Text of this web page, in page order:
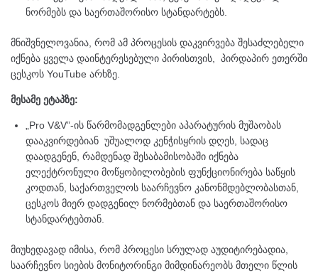
ნორმებს და საერთაშორისო სტანდარტებს.
მნიშვნელოვანია, რომ ამ პროცესის დაკვირვება შესაძლებელი
იქნება ყველა დაინტერესებული პირისთვის, პირდაპირ ეთერში
ცესკოს YouTube არხზე.
მესამე ეტაპზე:
„Pro V&V”-ის წარმომადგენლები აპარატურის მუშაობას
დააკვირდებიან უშუალოდ კენჭისყრის დღეს, სადაც
დაადგენენ, რამდენად შესაბამისობაში იქნება
ელექტრონული მოწყობილობების ფუნქციონირება საწყის
კოდთან, საქართველოს საარჩევნო კანონმდებლობასთან,
ცესკოს მიერ დადგენილ ნორმებთან და საერთაშორისო
სტანდარტებთან.
მიუხედავად იმისა, რომ პროცესი სრულად აუდიტირებადია,
საარჩევნო სიების მონიტორინგი მიმდინარეობს მთელი წლის